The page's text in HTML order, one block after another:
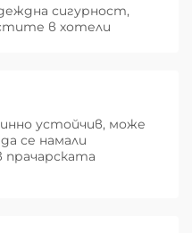
сигурност,
в хотели
устойчив, може
се намали
прачарската